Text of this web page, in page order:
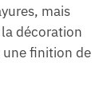
mais
décoration
finition de